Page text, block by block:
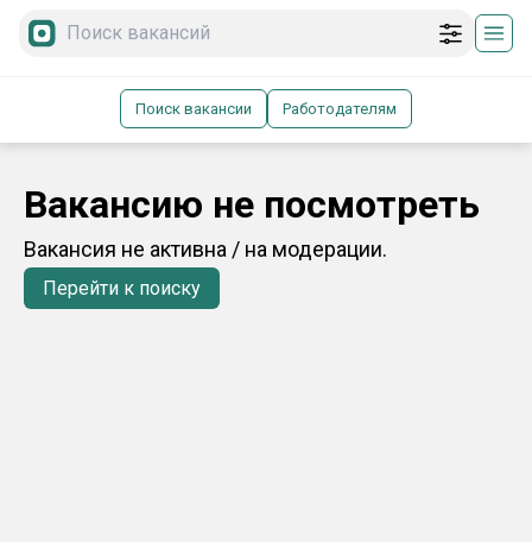
Поиск вакансии Работодателям
Вакансию не посмотреть
Вакансия не активна / на модерации.
Перейти к поиску